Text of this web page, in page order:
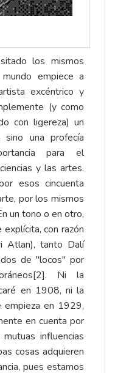
los mismos
empiece a
excéntrico y
(y como
con ligereza) un
sino una profecía
para el
y las artes.
esos cincuenta
por los mismos
un tono o en otro,
con razón
Atlan), tanto Dalí
de "locos" por
Ni la
en 1908, ni la
empieza en 1929,
en cuenta por
influencias
cosas adquieren
pues estamos